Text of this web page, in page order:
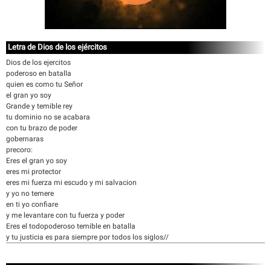
Letra de Dios de los ejércitos
Dios de los ejercitos
poderoso en batalla
quien es como tu Señor
el gran yo soy
Grande y temible rey
tu dominio no se acabara
con tu brazo de poder
gobernaras
precoro:
Eres el gran yo soy
eres mi protector
eres mi fuerza mi escudo y mi salvacion
y yo no temere
en ti yo confiare
y me levantare con tu fuerza y poder
Eres el todopoderoso temible en batalla
y tu justicia es para siempre por todos los siglos//